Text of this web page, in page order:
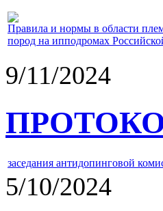
Правила и нормы в области
пород на ипподромах
9/11/2024
заседания антидопинговой
5/10/2024